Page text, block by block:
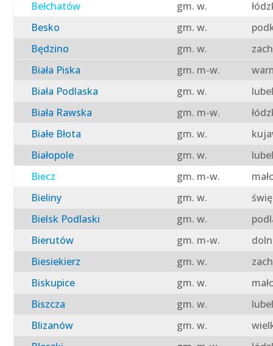
Bełchatów
gm. w.
Besko
gm. w.
Będzino
gm. w.
Biała Piska
gm. m-w.
Biała Podlaska
gm. w.
Biała Rawska
gm. m-w.
Białe Błota
gm. w.
Białopole
gm. w.
Biecz
gm. m-w.
Bieliny
gm. w.
Bielsk Podlaski
gm. w.
Bierutów
gm. m-w.
Biesiekierz
gm. w.
Biskupice
gm. w.
Biszcza
gm. w.
Blizanów
gm. w.